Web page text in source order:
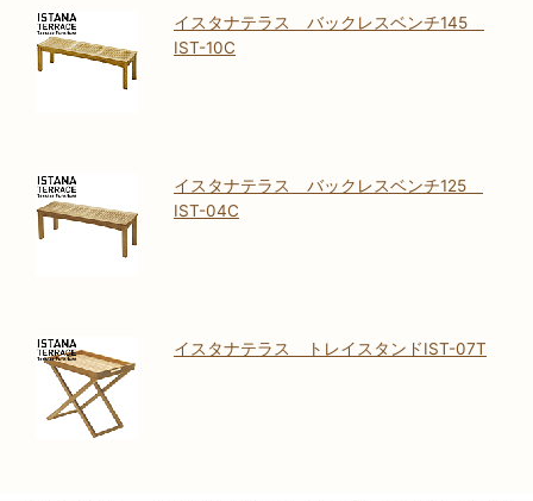
イスタナテラス バックレスベンチ145
IST-10C
イスタナテラス バックレスベンチ125
IST-04C
イスタナテラス トレイスタンドIST-07T